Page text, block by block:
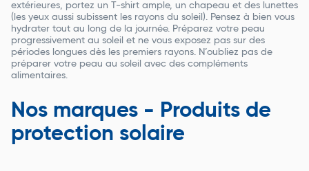
extérieures, portez un T-shirt ample, un chapeau et des lunettes
(les yeux aussi subissent les rayons du soleil). Pensez à bien vous
hydrater tout au long de la journée. Préparez votre peau
progressivement au soleil et ne vous exposez pas sur des
périodes longues dès les premiers rayons. N’oubliez pas de
préparer votre peau au soleil avec des compléments
alimentaires.
Nos marques - Produits de
protection solaire